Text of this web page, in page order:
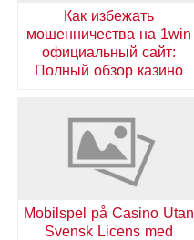
Как избежать
мошенничества на 1win
официальный сайт:
Полный обзор казино
Mobilspel på Casino Utan
Svensk Licens med